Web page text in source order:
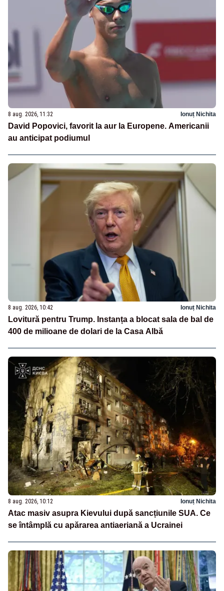
8 aug. 2026, 11:32 Ionuț Nichita
David Popovici, favorit la aur la Europene. Americanii
au anticipat podiumul
8 aug. 2026, 10:42 Ionuț Nichita
Lovitură pentru Trump. Instanța a blocat sala de bal de
400 de milioane de dolari de la Casa Albă
8 aug. 2026, 10:12 Ionuț Nichita
Atac masiv asupra Kievului după sancțiunile SUA. Ce
se întâmplă cu apărarea antiaeriană a Ucrainei